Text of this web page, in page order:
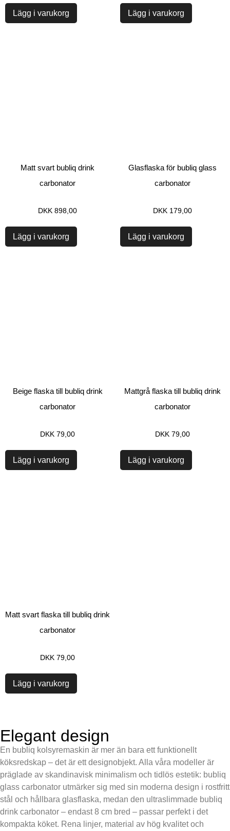
Lägg i varukorg Lägg i varukorg
Matt svart bubliq drink
carbonator
DKK 898,00
Lägg i varukorg
Glasflaska för bubliq glass
carbonator
DKK 179,00
Lägg i varukorg
Beige flaska till bubliq drink
carbonator
DKK 79,00
Lägg i varukorg
Mattgrå flaska till bubliq drink
carbonator
DKK 79,00
Lägg i varukorg
Matt svart flaska till bubliq drink
carbonator
DKK 79,00
Lägg i varukorg
Elegant design
En bubliq kolsyremaskin är mer än bara ett funktionellt
köksredskap – det är ett designobjekt. Alla våra modeller är
präglade av skandinavisk minimalism och tidlös estetik: bubliq
glass carbonator utmärker sig med sin moderna design i rostfritt
stål och hållbara glasflaska, medan den ultraslimmade bubliq
drink carbonator – endast 8 cm bred – passar perfekt i det
kompakta köket. Rena linjer, material av hög kvalitet och